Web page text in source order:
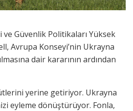
Güvenlik Politikaları Yüksek
Avrupa Konseyi’nin Ukrayna
dair kararının ardından
yerine getiriyor. Ukrayna
eyleme dönüştürüyor. Fonla,